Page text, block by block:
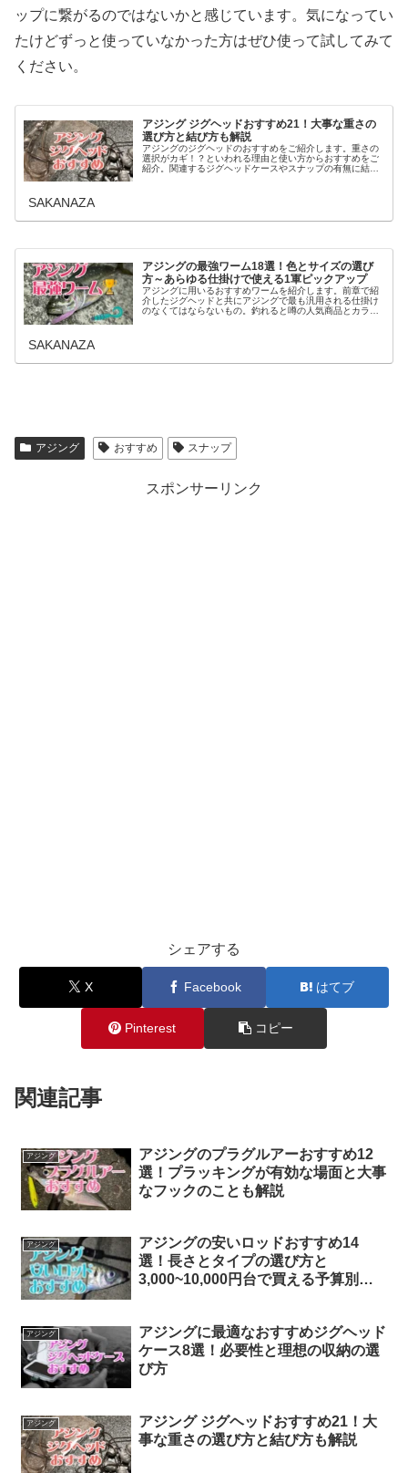
ップに繋がるのではないかと感じています。気になってい
たけどずっと使っていなかった方はぜひ使って試してみて
ください。
アジング ジグヘッドおすすめ21！大事な重さの
選び方と結び方も解説
アジングのジグヘッドのおすすめをご紹介します。重さの
選択がカギ！？といわれる理由と使い方からおすすめをご
紹介。関連するジグヘッドケースやスナップの有無に結び
SAKANAZA
アジングの最強ワーム18選！色とサイズの選び
方～あらゆる仕掛けで使える1軍ピックアップ
アジングに用いるおすすめワームを紹介します。前章で紹
介したジグヘッドと共にアジングで最も汎用される仕掛け
のなくてはならないもの。釣れると噂の人気商品とカラー
SAKANAZA
アジング おすすめ スナップ
スポンサーリンク
シェアする
X Facebook はてブ
Pinterest コピー
関連記事
アジング
アジングのプラグルアーおすすめ12
選！プラッキングが有効な場面と大事
なフックのことも解説
アジング
アジングの安いロッドおすすめ14
選！長さとタイプの選び方と
3,000~10,000円台で買える予算別チ
アジング
アジングに最適なおすすめジグヘッド
ケース8選！必要性と理想の収納の選
び方
アジング
アジング ジグヘッドおすすめ21！大
事な重さの選び方と結び方も解説